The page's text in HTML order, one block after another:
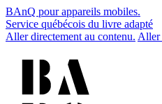
BAnQ pour appareils mobiles.
Service québécois du livre adapté
Aller directement au contenu. Aller